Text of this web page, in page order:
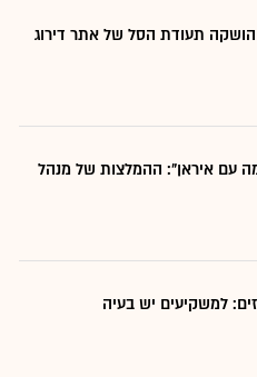
הושקה תעודת הסל של אתר דירוג
עם איראן": ההמלצות של מנהל
למשקיעים יש בעיה